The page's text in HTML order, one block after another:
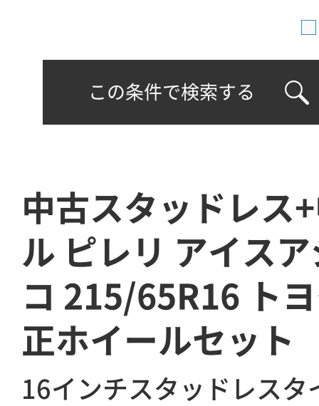
この条件で検索する
中古スタッドレス
ル ピレリ アイス
コ 215/65R16 ト
正ホイールセット
16インチスタッドレスタ